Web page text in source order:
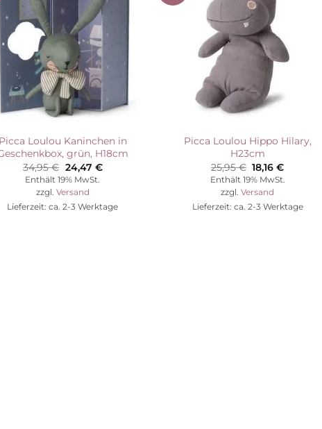
Wunschliste
Picca Loulou Kaninchen in
grün, H18cm
34,95€ Ursprünglicher
Preis
war:
34,95 €
24,47 €Aktueller
Enthält 19% MwSt.
zzgl. Versand
Lieferzeit: ca. 2-3 Werktage
Wunschliste
Picca Loulou Hippo Hilary,
H23cm
25,95€ Ursprünglicher
Preis
war:
25,95 €
18,16€Aktueller
ist:
Enthält 19% MwSt.
zzgl.Versand
Lieferzeit: ca. 2-3 Werktage